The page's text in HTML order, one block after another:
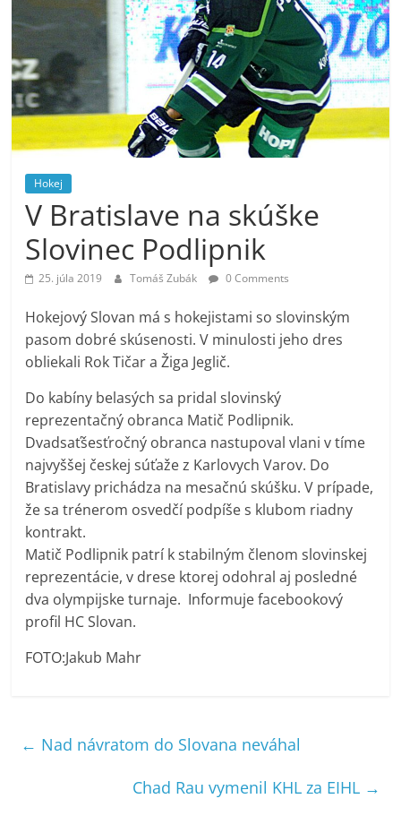
Hokej
V Bratislave na skúške
Slovinec Podlipnik
25. júla 2019 Tomáš Zubák 0 Comments
Hokejový Slovan má s hokejistami so slovinským
pasom dobré skúsenosti. V minulosti jeho dres
obliekali Rok Tičar a Žiga Jeglič.
Do kabíny belasých sa pridal slovinský
reprezentačný obranca Matič Podlipnik.
Dvadsaťšesťročný obranca nastupoval vlani v tíme
najvyššej českej súťaže z Karlovych Varov. Do
Bratislavy prichádza na mesačnú skúšku. V prípade,
že sa trénerom osvedčí podpíše s klubom riadny
kontrakt.
Matič Podlipnik patrí k stabilným členom slovinskej
reprezentácie, v drese ktorej odohral aj posledné
dva olympijske turnaje. Informuje facebookový
profil HC Slovan.
FOTO:Jakub Mahr
← Nad návratom do Slovana neváhal
Chad Rau vymenil KHL za EIHL →